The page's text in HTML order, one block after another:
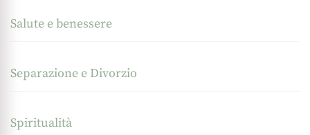
Salute e benessere
Separazione e Divorzio
Spiritualità